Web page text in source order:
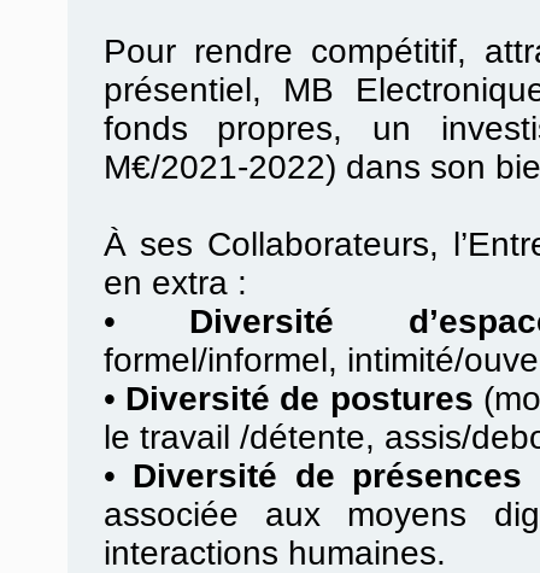
Pour rendre compétitif,
présentiel, MB
fonds propres, un
M€/2021-2022) dans son
À ses Collaborateurs,
en extra :
• Diversité
formel/informel, intimité/
• Diversité de postures
le travail /détente, assis/
• Diversité de
associée aux moyens
interactions humaines.